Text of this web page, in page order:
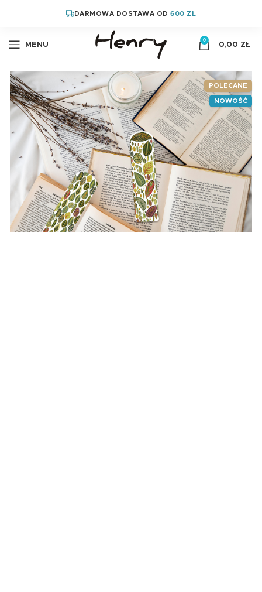
DARMOWA DOSTAWA OD600 ZŁ
MENU
0
0,00 ZŁ
POLECANE
NOWOŚĆ